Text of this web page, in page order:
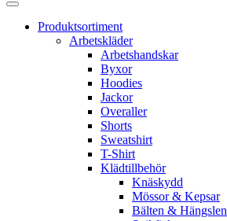
Produktsortiment
Arbetskläder
Arbetshandskar
Byxor
Hoodies
Jackor
Overaller
Shorts
Sweatshirt
T-Shirt
Klädtillbehör
Knäskydd
Mössor & Kepsar
Bälten & Hängslen